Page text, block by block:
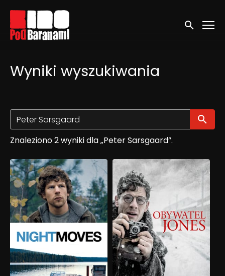
Linki ułatwień dostępu
Wyszukaj
Wyniki wyszukiwania
Znaleziono 2 wyniki dla „Peter Sarsgaard”.